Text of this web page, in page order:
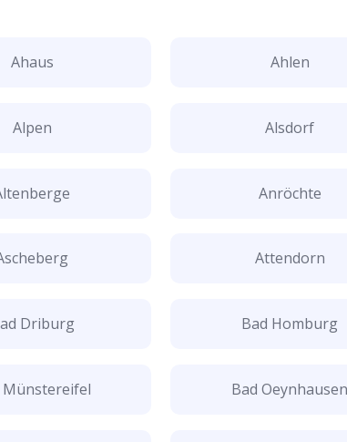
Ahaus Ahlen
Alpen Alsdorf
Anröchte
Attendorn
Driburg Bad Homburg
Münstereifel Bad Oeynhausen